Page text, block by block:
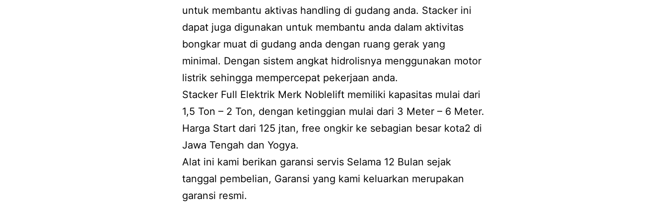
untuk membantu aktivas handling di gudang anda. Stacker ini
dapat juga digunakan untuk membantu anda dalam aktivitas
bongkar muat di gudang anda dengan ruang gerak yang
minimal. Dengan sistem angkat hidrolisnya menggunakan motor
listrik sehingga mempercepat pekerjaan anda.
Stacker Full Elektrik Merk Noblelift memiliki kapasitas mulai dari
1,5 Ton – 2 Ton, dengan ketinggian mulai dari 3 Meter – 6 Meter.
Harga Start dari 125 jtan, free ongkir ke sebagian besar kota2 di
Jawa Tengah dan Yogya.
Alat ini kami berikan garansi servis Selama 12 Bulan sejak
tanggal pembelian, Garansi yang kami keluarkan merupakan
garansi resmi.